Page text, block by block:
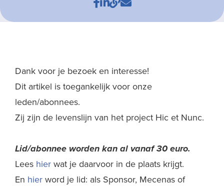
Dank voor je bezoek en interesse!
Dit artikel is toegankelijk voor onze
leden/abonnees.
Zij zijn de levenslijn van het project Hic et Nunc.
Lid/abonnee worden kan al vanaf 30 euro.
Lees hierwat je daarvoor in de plaats krijgt.
En hierword je lid: als Sponsor, Mecenas of